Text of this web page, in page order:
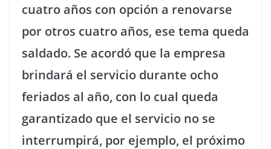
cuatro años con opción a renovarse
por otros cuatro años, ese tema queda
saldado. Se acordó que la empresa
brindará el servicio durante ocho
feriados al año, con lo cual queda
garantizado que el servicio no se
interrumpirá, por ejemplo, el próximo